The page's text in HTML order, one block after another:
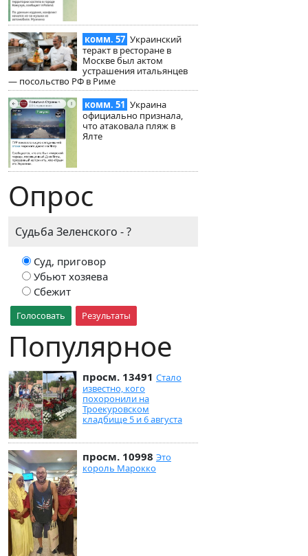
комм. 57 Украинский
теракт в ресторане в
Москве был актом
устрашения итальянцев
— посольство РФ в Риме
комм. 51 Украина
официально признала,
что атаковала пляж в
Ялте
Опрос
Судьба Зеленского - ?
Суд, приговор
Убьют хозяева
Сбежит
Голосовать Результаты
Популярное
просм. 13491 Стало
известно, кого
похоронили на
Троекуровском
кладбище 5 и 6 августа
просм. 10998 Это
король Марокко